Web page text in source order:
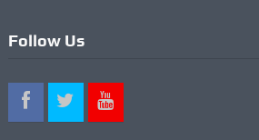
Follow Us